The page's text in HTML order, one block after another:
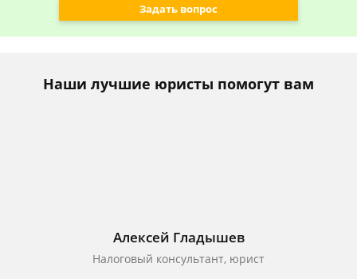
Задать вопрос
Наши лучшие юристы помогут вам
Алексей Гладышев
Налоговый консультант, юрист